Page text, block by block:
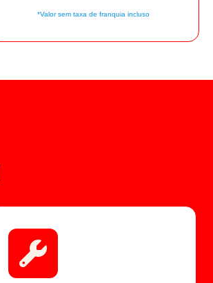
*Valor sem taxa de franquia incluso